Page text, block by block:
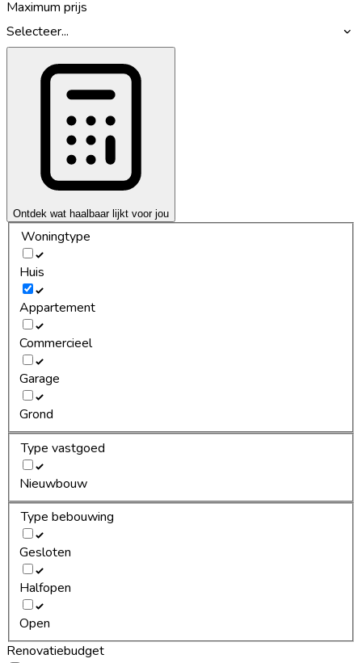
Maximum prijs
Selecteer...
Ontdek wat haalbaar lijkt voor jou
Woningtype
Huis
Appartement
Commercieel
Garage
Grond
Type vastgoed
Nieuwbouw
Type bebouwing
Gesloten
Halfopen
Open
Renovatiebudget